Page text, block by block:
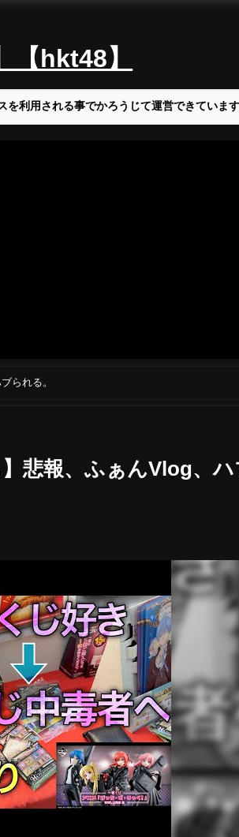
【hkt48】
利用される事でかろうじて運営できていま
られる。
悲報、ふぁんVlog、ハ